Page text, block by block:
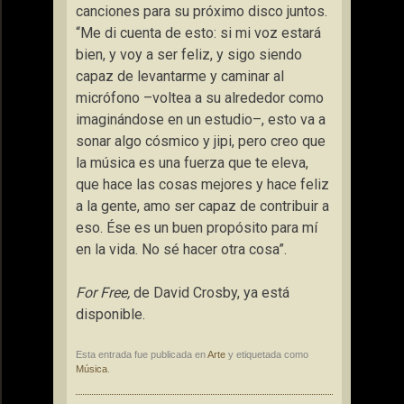
canciones para su próximo disco juntos.
“Me di cuenta de esto: si mi voz estará
bien, y voy a ser feliz, y sigo siendo
capaz de levantarme y caminar al
micrófono –voltea a su alrededor como
imaginándose en un estudio–, esto va a
sonar algo cósmico y jipi, pero creo que
la música es una fuerza que te eleva,
que hace las cosas mejores y hace feliz
a la gente, amo ser capaz de contribuir a
eso. Ése es un buen propósito para mí
en la vida. No sé hacer otra cosa”.
For Free, de David Crosby, ya está
disponible.
Esta entrada fue publicada enArte y etiquetada como
Música